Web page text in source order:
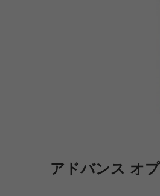
アドバンス オ